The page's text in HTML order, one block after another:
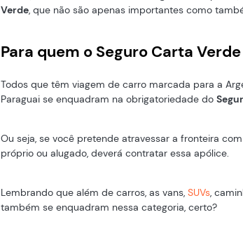
Verde, que não são apenas importantes como
Para quem o Seguro Carta
Todos que têm viagem de carro marcada para a
Paraguai se enquadram na obrigatoriedade do
Ou seja, se você pretende atravessar a fronteira
próprio ou alugado, deverá contratar essa apólice.
Lembrando que além de carros, as vans,SUVs,
também se enquadram nessa categoria, certo?